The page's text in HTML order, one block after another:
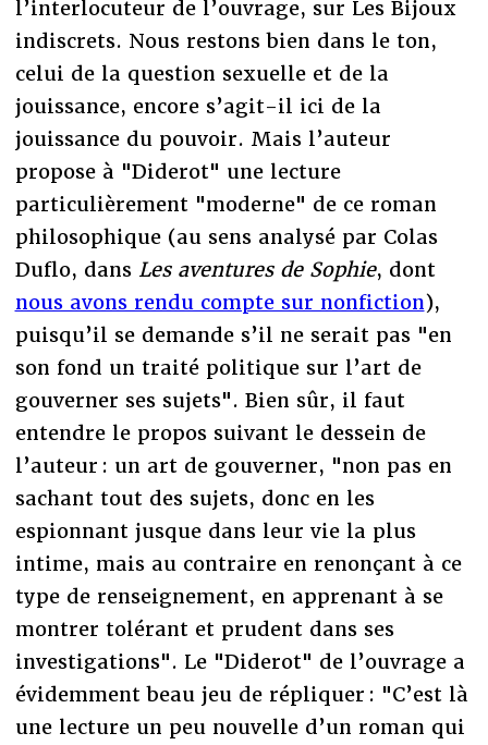
l’interlocuteur de l’ouvrage, sur Les Bijoux
indiscrets. Nous restons bien dans le ton,
celui de la question sexuelle et de la
jouissance, encore s’agit-il ici de la
jouissance du pouvoir. Mais l’auteur
propose à "Diderot" une lecture
particulièrement "moderne" de ce roman
philosophique (au sens analysé par Colas
Duflo, dans Les aventures de Sophie, dont
nous avons rendu compte sur nonfiction),
puisqu’il se demande s’il ne serait pas "en
son fond un traité politique sur l’art de
gouverner ses sujets". Bien sûr, il faut
entendre le propos suivant le dessein de
l’auteur : un art de gouverner, "non pas en
sachant tout des sujets, donc en les
espionnant jusque dans leur vie la plus
intime, mais au contraire en renonçant à ce
type de renseignement, en apprenant à se
montrer tolérant et prudent dans ses
investigations". Le "Diderot" de l’ouvrage a
évidemment beau jeu de répliquer : "C’est là
une lecture un peu nouvelle d’un roman qui